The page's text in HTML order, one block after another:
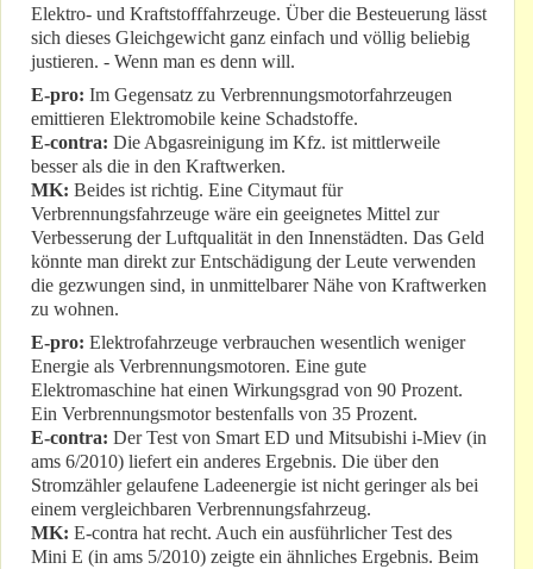
Elektro- und Kraftstofffahrzeuge. Über die Besteuerung lässt
sich dieses Gleichgewicht ganz einfach und völlig beliebig
justieren. - Wenn man es denn will.
E-pro: Im Gegensatz zu Verbrennungsmotorfahrzeugen
emittieren Elektromobile keine Schadstoffe.
E-contra: Die Abgasreinigung im Kfz. ist mittlerweile
besser als die in den Kraftwerken.
MK: Beides ist richtig. Eine Citymaut für
Verbrennungsfahrzeuge wäre ein geeignetes Mittel zur
Verbesserung der Luftqualität in den Innenstädten. Das Geld
könnte man direkt zur Entschädigung der Leute verwenden
die gezwungen sind, in unmittelbarer Nähe von Kraftwerken
zu wohnen.
E-pro: Elektrofahrzeuge verbrauchen wesentlich weniger
Energie als Verbrennungsmotoren. Eine gute
Elektromaschine hat einen Wirkungsgrad von 90 Prozent.
Ein Verbrennungsmotor bestenfalls von 35 Prozent.
E-contra: Der Test von Smart ED und Mitsubishi i-Miev (in
ams 6/2010) liefert ein anderes Ergebnis. Die über den
Stromzähler gelaufene Ladeenergie ist nicht geringer als bei
einem vergleichbaren Verbrennungsfahrzeug.
MK: E-contra hat recht. Auch ein ausführlicher Test des
Mini E (in ams 5/2010) zeigte ein ähnliches Ergebnis. Beim